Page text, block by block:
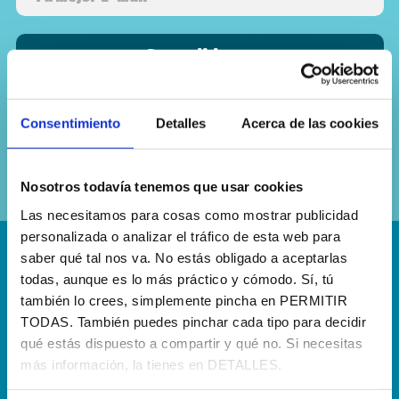
Consentimiento Detalles Acerca de las cookies
Nosotros todavía tenemos que usar cookies
Las necesitamos para cosas como mostrar publicidad
personalizada o analizar el tráfico de esta web para
saber qué tal nos va. No estás obligado a aceptarlas
todas, aunque es lo más práctico y cómodo. Sí, tú
también lo crees, simplemente pincha en PERMITIR
TODAS. También puedes pinchar cada tipo para decidir
qué estás dispuesto a compartir y qué no. Si necesitas
más información, la tienes en DETALLES.
Sí, he leído y acepto lapolítica de
¡Escríbenos!
hola@agenciapisto.com
¿Hablamos?!